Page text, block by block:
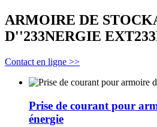
ARMOIRE DE
D''233NERGIE
Contact en ligne >>
Prise de courant pour
énergie